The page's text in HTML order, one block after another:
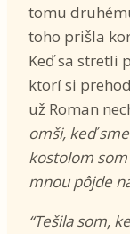
tomu
toho prišla
Keď sa stretli
ktorí si
už Roman
omši, keď
kostolom som
mnou pôjde
“Tešila som,